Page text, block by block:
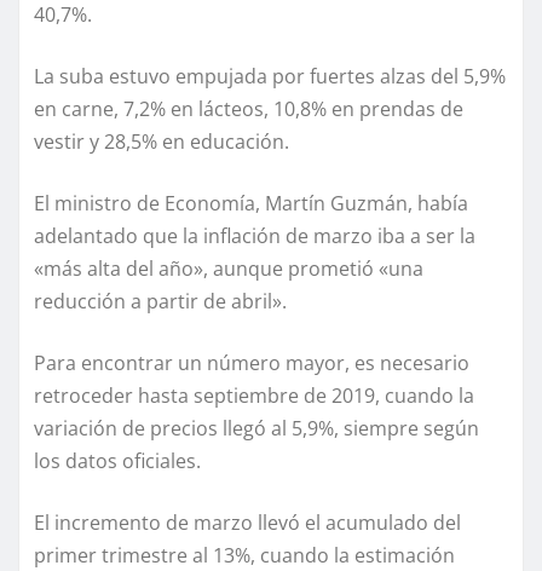
40,7%.
La suba estuvo empujada por fuertes alzas del 5,9%
en carne, 7,2% en lácteos, 10,8% en prendas de
vestir y 28,5% en educación.
El ministro de Economía, Martín Guzmán, había
adelantado que la inflación de marzo iba a ser la
«más alta del año», aunque prometió «una
reducción a partir de abril».
Para encontrar un número mayor, es necesario
retroceder hasta septiembre de 2019, cuando la
variación de precios llegó al 5,9%, siempre según
los datos oficiales.
El incremento de marzo llevó el acumulado del
primer trimestre al 13%, cuando la estimación